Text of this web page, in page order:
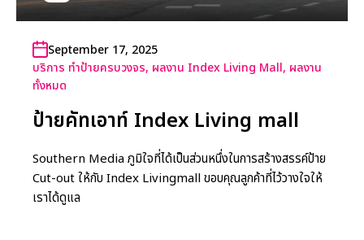
September 17, 2025
บริการ ทำป้ายครบวงจร, ผลงาน Index Living Mall, ผลงาน
ทั้งหมด
ป้ายคัทเอาท์ Index Living mall
Southern Media ภูมิใจที่ได้เป็นส่วนหนึ่งในการสร้างสรรค์ป้าย
Cut-out ให้กับ Index Livingmall ขอบคุณลูกค้าที่ไว้วางใจให้
เราได้ดูแล